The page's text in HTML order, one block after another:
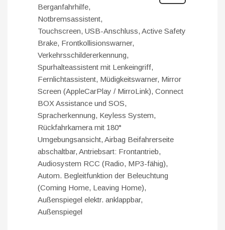
Berganfahrhilfe,
Notbremsassistent,
Touchscreen, USB-Anschluss, Active Safety
Brake, Frontkollisionswarner,
Verkehrsschildererkennung,
Spurhalteassistent mit Lenkeingriff,
Fernlichtassistent, Müdigkeitswarner, Mirror
Screen (AppleCarPlay / MirroLink), Connect
BOX Assistance und SOS,
Spracherkennung, Keyless System,
Rückfahrkamera mit 180°
Umgebungsansicht, Airbag Beifahrerseite
abschaltbar, Antriebsart: Frontantrieb,
Audiosystem RCC (Radio, MP3-fähig),
Autom. Begleitfunktion der Beleuchtung
(Coming Home, Leaving Home),
Außenspiegel elektr. anklappbar,
Außenspiegel